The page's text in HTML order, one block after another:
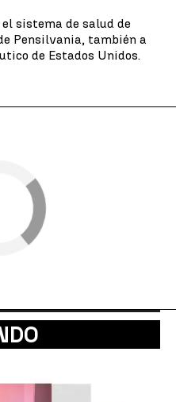
sistema de salud de
Pensilvania, también a
de Estados Unidos.